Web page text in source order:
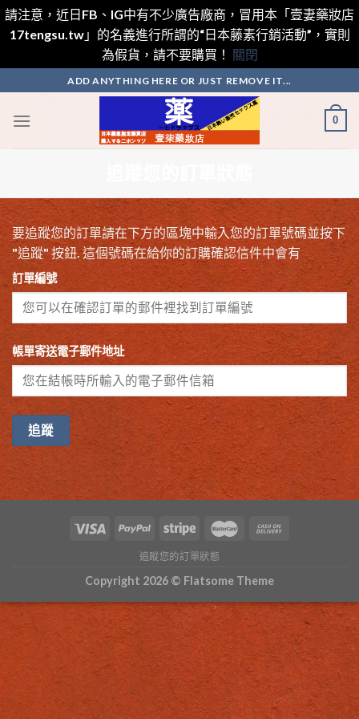
請注意，近日FB、IG中有不少廣告廠商，冒用本「壹妻藥妝店
17tengsu.tw」的名義進行所謂的“日本藤素行銷活動”，實則
為假貨，請不要購買！ 關閉
to
content
ADD ANYTHING HERE OR JUST REMOVE IT...
0
要追蹤您的訂單請在下方的區塊中輸入您的訂單號碼並按下
"追蹤" 按鈕. 這個號碼在給你的訂購確認信件中會有
訂單編號
帳單寄送電子郵件地址
追蹤
追蹤您的訂單狀態
Copyright 2026 © Flatsome Theme